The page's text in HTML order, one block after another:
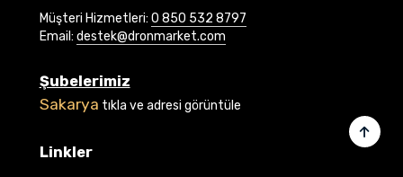
Müşteri Hizmetleri: 0 850 532 8797
Email: destek@dronmarket.com
Şubelerimiz
Sakarya tıkla ve adresi görüntüle
Linkler